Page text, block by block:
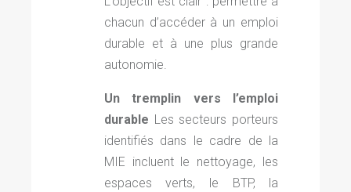
chacun d’accéder à un emploi
durable et à une plus grande
autonomie.
Un tremplin vers l’emploi
durable Les secteurs porteurs
identifiés dans le cadre de la
MIE incluent le nettoyage, les
espaces verts, le BTP, la